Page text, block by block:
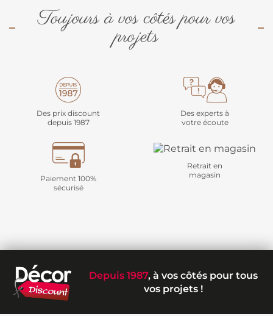
Toujours à vos côtés pour vos
projets
Des prix discount
depuis 1987
Des experts à
votre écoute
Paiement 100%
sécurisé
Retrait en
magasin
Depuis 1987, à vos côtés pour tous
vos projets !